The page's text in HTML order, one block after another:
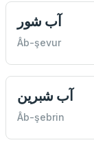
آب شور
Âb-şevur
آب شبرين
Âb-şebrin